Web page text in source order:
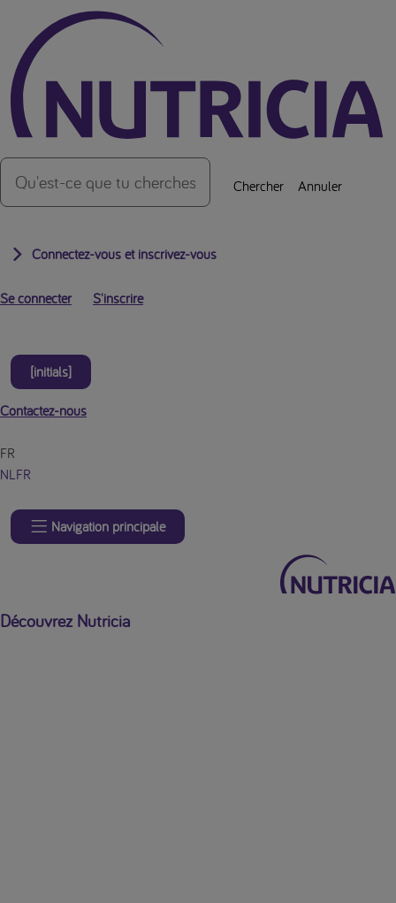
Vers le haut de la page
Chercher Annuler
Connectez-vous et inscrivez-vous
Se connecter S'inscrire
[initials]
Contactez-nous
FR
NL FR
Navigation principale
Découvrez Nutricia